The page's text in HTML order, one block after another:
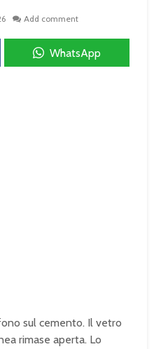
Add comment
WhatsApp
sul cemento. Il vetro
rimase aperta. Lo